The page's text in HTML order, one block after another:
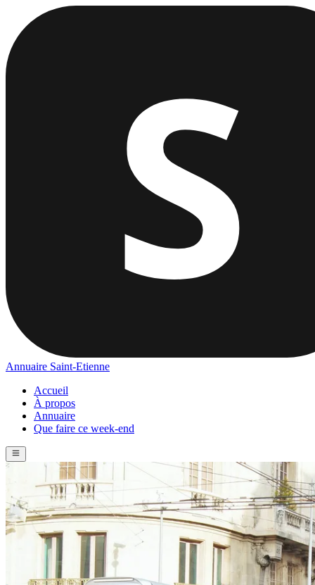
Annuaire Saint-Etienne
Accueil
À propos
Annuaire
Que faire ce week-end